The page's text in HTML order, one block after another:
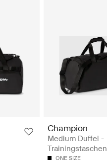
Champion
Medium Duffel -
Trainingstaschen
ONE SIZE